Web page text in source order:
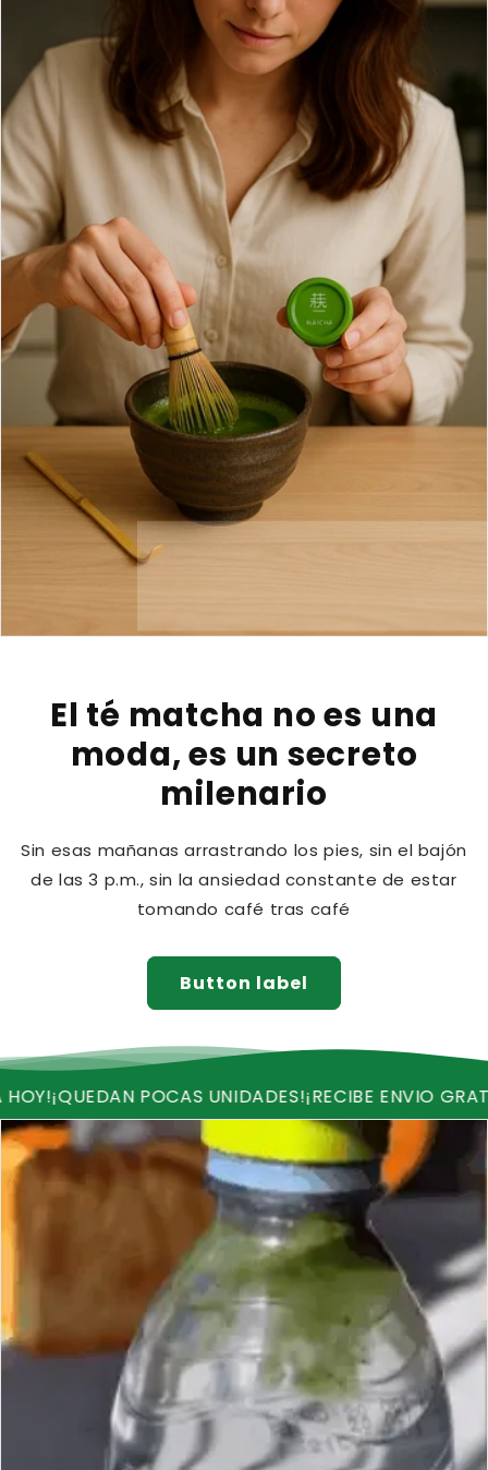
El té matcha no es una
moda, es un secreto
milenario
Sin esas mañanas arrastrando los pies, sin el bajón
de las 3 p.m., sin la ansiedad constante de estar
tomando café tras café
Button label
POCAS UNIDADES!¡RECIBE ENVIO GRATIS!¡OFERTA